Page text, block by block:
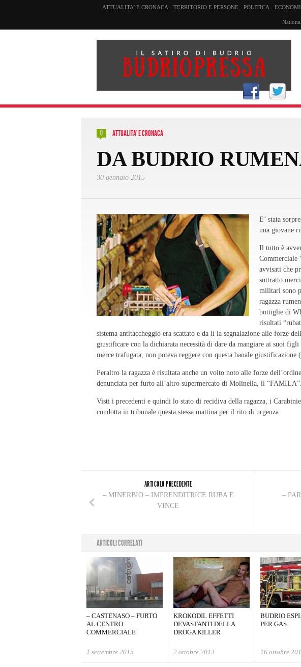
ATTUALITA’ E CRONACA TERRITORIO E PERSONE POLITICA
0 ATTUALITA' E CRONACA
DA BUDRIO
30 gennaio 2015
E’ stata
una giovane
Il tutto è
Commerciale
avvisati che
sottratto
militari sono
ragazza
bottiglie di
risultati
sistema antitaccheggio era scattato e da lì la segnalazione alle forze
giustificare con la dichiarata necessità di dare da mangiare ai suoi
merce trafugata, non poteva reggere con questa banale giustificazione
Peraltro la ragazza è risultata anche un volto noto alle forze
denunciata per furto all’altro supermercato di Molinella, il “FAMILA”.
Visti i precedenti e quindi lo stato di recidiva della ragazza, i
condotta in tribunale questa stessa mattina per il rito di urgenza.
ARTICOLO PRECEDENTE
– MINERBIO – IMPRENDITRICE RUBA E
VINCE
–
ARTICOLI CORRELATI
– CASTENASO – FURTO
AL CENTRO
COMMERCIALE
1 settembre 2015
KROKODIL EFFETTI
DEVASTANTI DELLA
DROGA KILLER
2 ottobre 2013
BUDRIO
PER GAS
16 ottobre